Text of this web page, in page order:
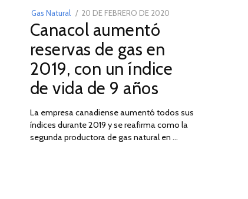
Gas Natural
POSTED
ON
20 DE FEBRERO DE 2020
2025
Canacol aumentó
reservas de gas en
2019, con un índice
de vida de 9 años
La empresa canadiense aumentó todos sus
índices durante 2019 y se reafirma como la
segunda productora de gas natural en …